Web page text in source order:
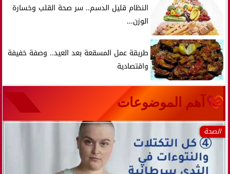
النظام قليل الدسم.. سر صحة القلب وخسارة
الوزن...
طريقة عمل المسقعة بعد العيد.. وصفة خفيفة
واقتصادية
آهم الموضوعات
الأخبار